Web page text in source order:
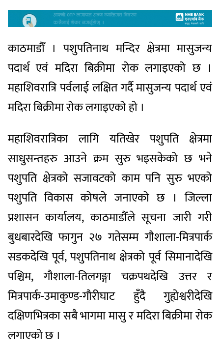
काठमाडौँ । पशुपतिनाथ मन्दिर क्षेत्रमा मासुजन्य
पदार्थ एवं मदिरा बिक्रीमा रोक लगाइएको छ ।
महाशिवरात्रि पर्वलाई लक्षित गर्दै मासुजन्य पदार्थ एवं
मदिरा बिक्रीमा रोक लगाइएको हो ।
महाशिवरात्रिका लागि यतिखेर पशुपति क्षेत्रमा
साधुसन्तहरु आउने क्रम सुरु भइसकेको छ भने
पशुपति क्षेत्रको सजावटको काम पनि सुरु भएको
पशुपति विकास कोषले जनाएको छ । जिल्ला
प्रशासन कार्यालय, काठमाडौँले सूचना जारी गरी
बुधबारदेखि फागुन २७ गतेसम्म गौशाला-मित्रपार्क
सडकदेखि पूर्व, पशुपतिनाथ क्षेत्रको पूर्व सिमानादेखि
पश्चिम, गौशाला-तिलगङ्गा चक्रपथदेखि उत्तर र
मित्रपार्क-उमाकुण्ड-गौरीघाट हुँदै गुह्येश्वरीदेखि
दक्षिणभित्रका सबै भागमा मासु र मदिरा बिक्रीमा रोक
लगाएको छ ।